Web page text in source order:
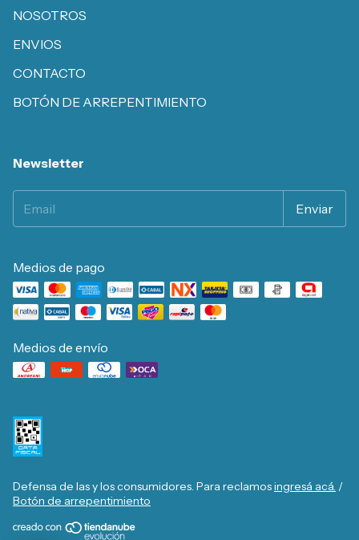
NOSOTROS
ENVIOS
CONTACTO
BOTÓN DE ARREPENTIMIENTO
Newsletter
Medios de pago
Medios de envío
Defensa de las y los consumidores. Para reclamosingresá acá. /
Botón de arrepentimiento